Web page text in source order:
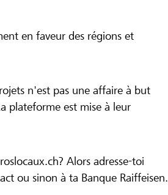
en faveur des régions et
n'est pas une affaire à but
plateforme est mise à leur
Alors adresse-toi
ou sinon à ta Banque Raiffeisen.